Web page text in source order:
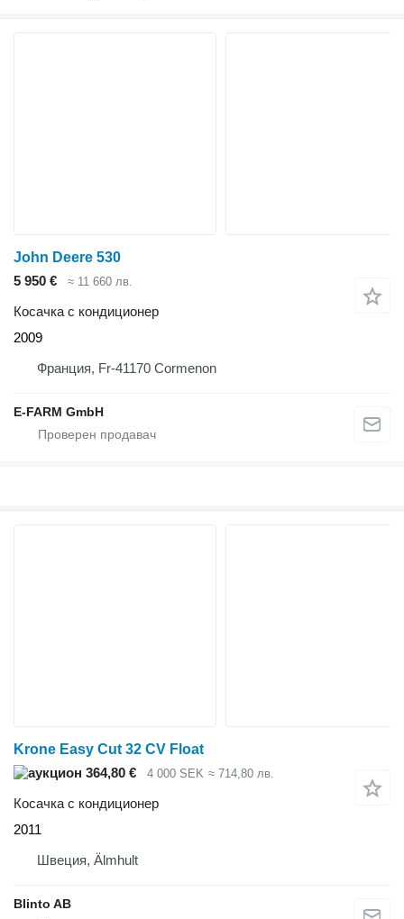
John Deere 530
5 950 €
≈ 11 660 лв.
Косачка с кондиционер
2009
Франция, Fr-41170 Cormenon
E-FARM GmbH
Krone Easy Cut 32 CV Float
364,80 €
4 000 SEK ≈ 714,80 лв.
Косачка с кондиционер
2011
Швеция, Älmhult
Blinto AB